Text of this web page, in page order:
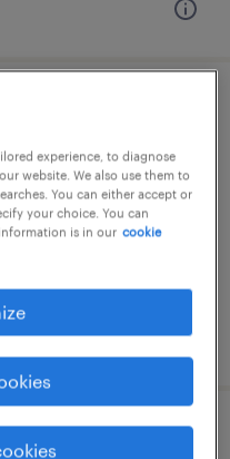
総務
務・oa事務
experience, to diagnose
website. We also use them to
You can either accept or
your choice. You can
is in our cookie